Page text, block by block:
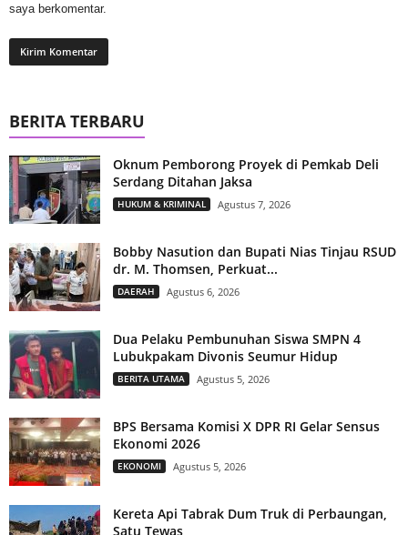
saya berkomentar.
BERITA TERBARU
Oknum Pemborong Proyek di Pemkab Deli
Serdang Ditahan Jaksa
HUKUM & KRIMINAL Agustus 7, 2026
Bobby Nasution dan Bupati Nias Tinjau RSUD
dr. M. Thomsen, Perkuat...
DAERAH Agustus 6, 2026
Dua Pelaku Pembunuhan Siswa SMPN 4
Lubukpakam Divonis Seumur Hidup
BERITA UTAMA Agustus 5, 2026
BPS Bersama Komisi X DPR RI Gelar Sensus
Ekonomi 2026
EKONOMI Agustus 5, 2026
Kereta Api Tabrak Dum Truk di Perbaungan,
Satu Tewas